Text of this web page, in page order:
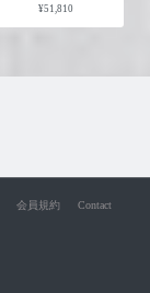
¥51,810
会員規約 Contact